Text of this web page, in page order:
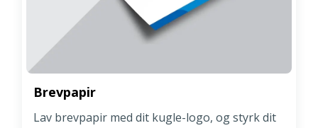
Brevpapir
Lav brevpapir med dit kugle-logo, og styrk dit